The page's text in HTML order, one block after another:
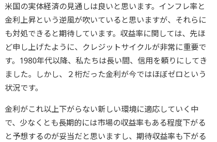
米国の実体経済の見通しは良いと思います。インフレ率と
金利上昇という逆風が吹いていると思いますが、それらに
も対処できると期待しています。収益率に関しては、先ほ
ど申し上げたように、クレジットサイクルが非常に重要で
す。1980年代以降、私たちは長い間、信用を頼りにしてき
ました。しかし、２桁だった金利が今ではほぼゼロという
状況です。
金利がこれ以上下がらない新しい環境に適応していく中
で、少なくとも長期的には市場の収益率もある程度下がる
と予想するのが妥当だと思いますし、期待収益率も下がる